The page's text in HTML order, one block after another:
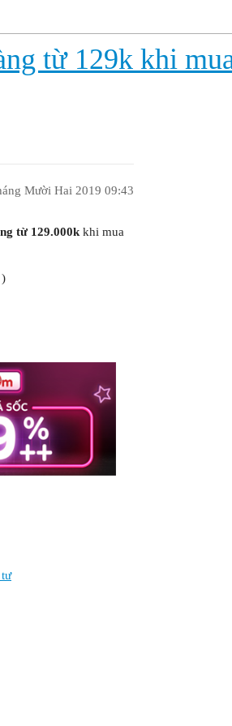
từ 129k khi
Mười Hai 2019 09:43
từ 129.000k khi mua